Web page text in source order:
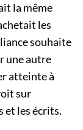
la même
les
souhaite
une autre
atteinte à
sur
et les écrits.